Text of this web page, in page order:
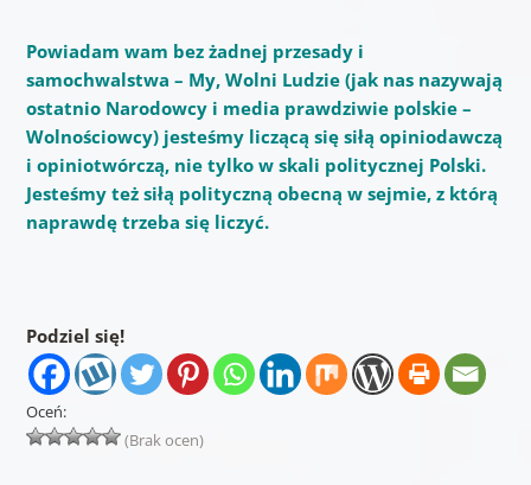
Powiadam wam bez żadnej przesady i
samochwalstwa – My, Wolni Ludzie (jak nas nazywają
ostatnio Narodowcy i media prawdziwie polskie –
Wolnościowcy) jesteśmy liczącą się siłą opiniodawczą
i opiniotwórczą, nie tylko w skali politycznej Polski.
Jesteśmy też siłą polityczną obecną w sejmie, z którą
naprawdę trzeba się liczyć.
Podziel się!
Oceń:
(Brak ocen)